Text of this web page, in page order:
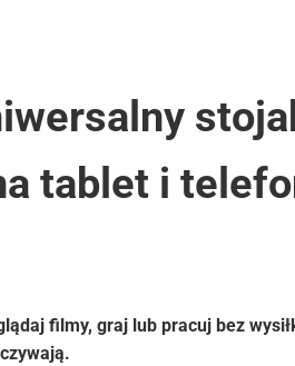
tablet i
filmy, graj lub pracuj bez